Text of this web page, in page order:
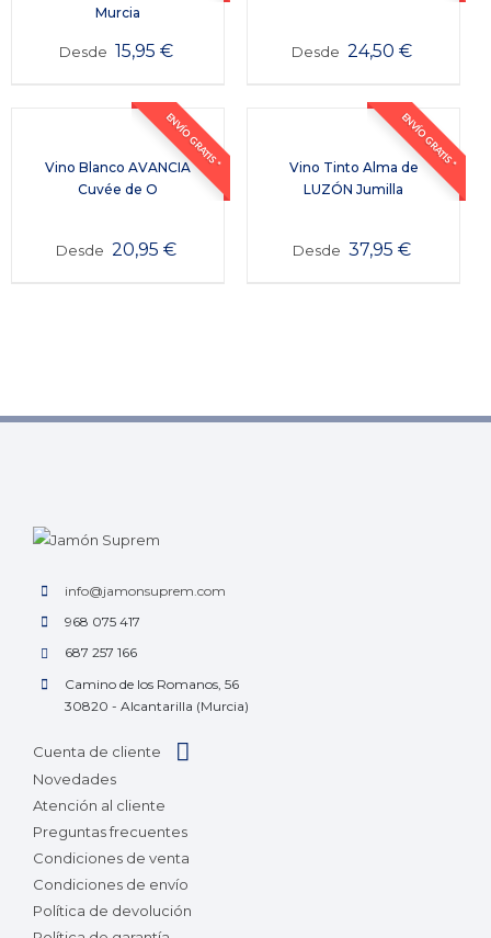
Murcia
Desde 15,95 € Desde 24,50 €
ENVÍO GRATIS *
Vino Blanco AVANCIA
Cuvée de O
Desde 20,95 €
ENVÍO GRATIS *
Vino Tinto Alma de
LUZÓN Jumilla
Desde 37,95 €
info@jamonsuprem.com
968 075 417
687 257 166
Camino de los Romanos, 56
30820 - Alcantarilla (Murcia)
Cuenta de cliente
Novedades
Atención al cliente
Preguntas frecuentes
Condiciones de venta
Condiciones de envío
Política de devolución